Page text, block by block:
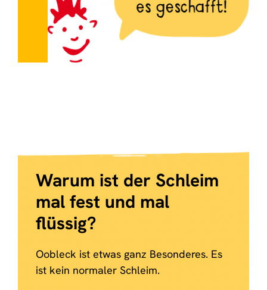
Warum ist der Schleim
mal fest und mal
flüssig?
Oobleck ist etwas ganz Besonderes. Es
ist kein normaler Schleim.